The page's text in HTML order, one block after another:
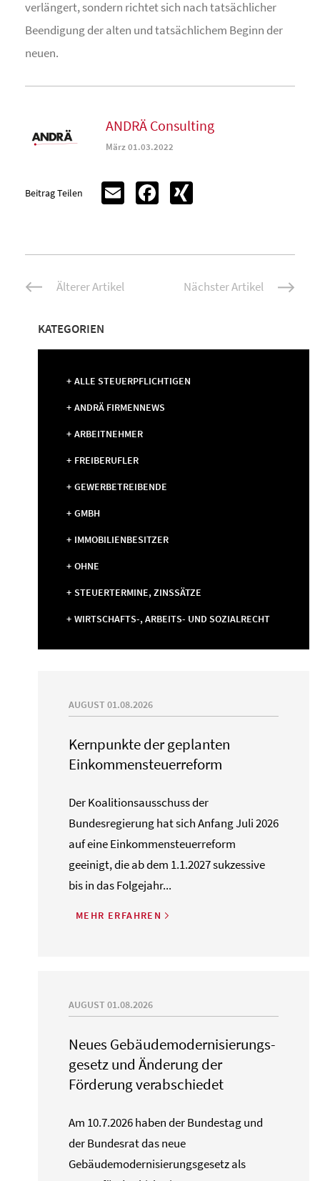
verlängert, sondern richtet sich nach tatsächlicher
Beendigung der alten und tatsächlichem Beginn der
neuen.
ANDRÄ Consulting
März 01.03.2022
Beitrag Teilen Email Facebook
Beitrags-Älterer Artikel Nächster Artikel
KATEGORIEN
ALLE STEUERPFLICHTIGEN
ANDRÄ FIRMENNEWS
ARBEITNEHMER
FREIBERUFLER
GEWERBETREIBENDE
GMBH
IMMOBILIENBESITZER
OHNE
STEUERTERMINE, ZINSSÄTZE
WIRTSCHAFTS-, ARBEITS- UND SOZIALRECHT
AUGUST 01.08.2026
Kernpunkte der geplanten
Einkommensteuerreform
Der Koalitionsausschuss der
Bundesregierung hat sich Anfang Juli 2026
auf eine Einkommensteuerreform
geeinigt, die ab dem 1.1.2027 sukzessive
bis in das Folgejahr...
MEHR ERFAHREN
AUGUST 01.08.2026
Neues Gebäude­moderni­sierungs­
gesetz und Änderung der
Förderung verabschiedet
Am 10.7.2026 haben der Bundestag und
der Bundesrat das neue
Gebäudemodernisierungsgesetz als